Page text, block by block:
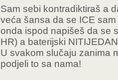
Voda ne pomaze ako
Problem se dade
zlostavljas sudom ili
EV ready stan sa
statistikom koja
Odakle ti taj podatak?
Istraživanja za to ima
60 puta veće
se taj podatak
Kad bi se išta
Sam sebi kontradiktiraš a
veća šansa da se ICE
onda ispod napišeš da se
HR) a baterijski
U svakom slučaju zanima
podjeli to sa nama!